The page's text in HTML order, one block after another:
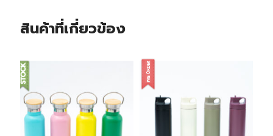
สินค้าที่เกี่ยวข้อง